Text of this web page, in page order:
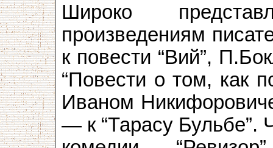
Широко
произведениям
к повести “Вий”,
“Повести о том, как
Иваном
— к “Тарасу Бульбе”.